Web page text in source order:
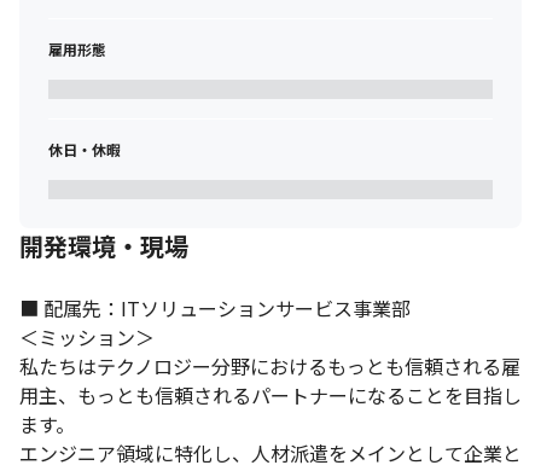
雇用形態
休日・休暇
開発環境・現場
■ 配属先：ITソリューションサービス事業部
＜ミッション＞
私たちはテクノロジー分野におけるもっとも信頼される雇
用主、もっとも信頼されるパートナーになることを目指し
ます。
エンジニア領域に特化し、人材派遣をメインとして企業と